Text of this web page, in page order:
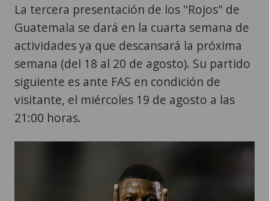
La tercera presentación de los "Rojos" de
Guatemala se dará en la cuarta semana de
actividades ya que descansará la próxima
semana (del 18 al 20 de agosto). Su partido
siguiente es ante FAS en condición de
visitante, el miércoles 19 de agosto a las
21:00 horas.